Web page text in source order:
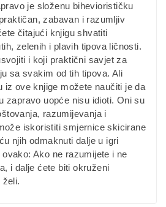
je složenu biheviorističku
zabavan i razumljiv
čitajući knjigu shvatiti
zelenih i plavih tipova ličnosti.
i koji praktični savjet za
sa svakim od tih tipova. Ali
iz ove knjige možete naučiti je da
zapravo uopće nisu idioti. Oni su
razumijevanja i
iskoristiti smjernice skicirane
njih odmaknuti dalje u igri
Ako ne razumijete i ne
i dalje ćete biti okruženi
želi.